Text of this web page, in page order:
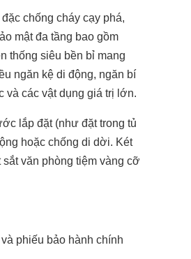
chống cháy cạy phá,
mật đa tầng bao gồm
thống siêu bền bỉ mang
ngăn kệ di động, ngăn bí
và các vật dụng giá trị lớn.
lắp đặt (như đặt trong tủ
hoặc chống di dời. Két
văn phòng tiệm vàng cỡ
phiếu bảo hành chính